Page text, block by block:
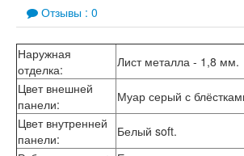
Лабиринт Пазл
Лабиринт Пиано
Лабиринт Пиано Смарт 2.0
Лабиринт Платинум
Лабиринт Полярис лайт
Лабиринт Роял
Лабиринт Сильвер
Лабиринт Сияна
Лабиринт Скайлаб
Отзывы : 0
Наружная
отделка:
Лист металла - 1,8 мм.
Цвет внешней
панели:
Муар серый с
Цвет внутренней
панели:
Белый soft.